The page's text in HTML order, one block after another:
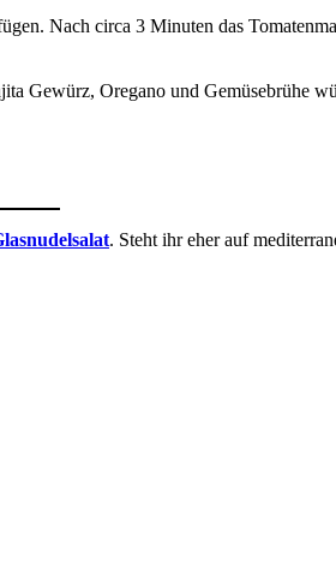
Nach circa 3 Minuten das
Gewürz, Oregano und Gemüsebrühe
. Steht ihr eher auf